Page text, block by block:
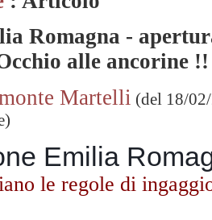
Romagna -
alle ancorine !!
Martelli (del 18/
Emilia
le regole di